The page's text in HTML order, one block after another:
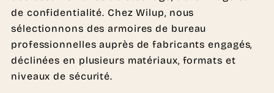
de confidentialité. Chez Wilup, nous
sélectionnons des armoires de bureau
professionnelles auprès de fabricants engagés,
déclinées en plusieurs matériaux, formats et
niveaux de sécurité.